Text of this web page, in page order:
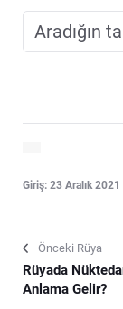
Giriş: 23 Aralık 2021
Önceki Rüya
Rüyada
Anlama Gelir?